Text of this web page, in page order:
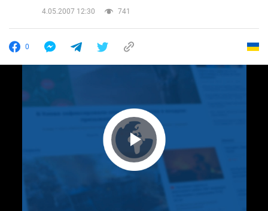
4.05.2007 12:30
741
0
Play Video